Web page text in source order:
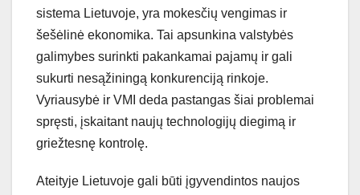
sistema Lietuvoje, yra mokesčių vengimas ir
šešėlinė ekonomika. Tai apsunkina valstybės
galimybes surinkti pakankamai pajamų ir gali
sukurti nesąžiningą konkurenciją rinkoje.
Vyriausybė ir VMI deda pastangas šiai problemai
spręsti, įskaitant naujų technologijų diegimą ir
griežtesnę kontrolę.
Ateityje Lietuvoje gali būti įgyvendintos naujos